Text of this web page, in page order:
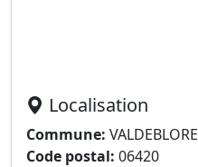
Localisation
Commune: VALDEBLORE
Code postal: 06420